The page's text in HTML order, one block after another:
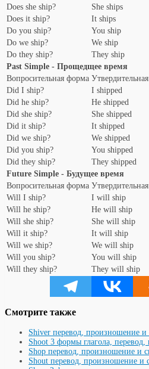
Does she ship?
She ships
Does it ship?
It ships
Do you ship?
You ship
Do we ship?
We ship
Do they ship?
They ship
Past Simple - Прощедщее время
Вопросительная форма
Did I ship?
I shipped
Did he ship?
He shipped
Did she ship?
She shipped
Did it ship?
It shipped
Did we ship?
We shipped
Did you ship?
You shipped
Did they ship?
They shipped
Future Simple - Будущее время
Вопросительная форма
Will I ship?
I will ship
Will he ship?
He will ship
Will she ship?
She will ship
Will it ship?
It will ship
Will we ship?
We will ship
Will you ship?
You will ship
Will they ship?
They will ship
Смотрите также
Shiver перевод, произношение и
Shoot 3 формы глагола,
Shop перевод, произношение и
Shout перевод, произношение и